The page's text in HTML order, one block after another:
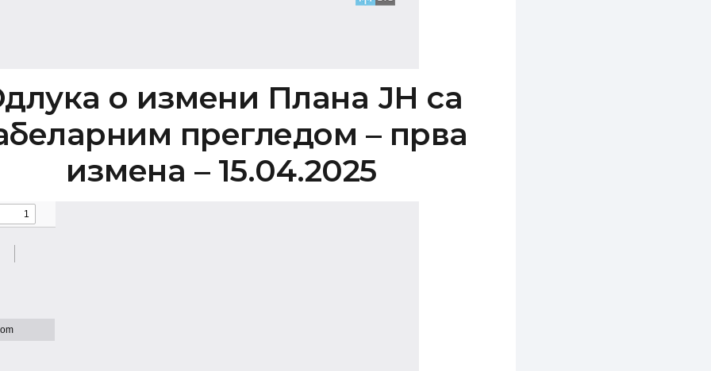
о измени Плана ЈН са
прегледом – прва
измена – 15.04.2025